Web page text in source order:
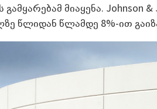
მიაყენა. Johnson
წლიდან წლამდე 8%-ით